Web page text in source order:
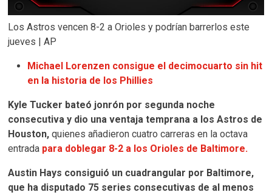
Los Astros vencen 8-2 a Orioles y podrían barrerlos este
jueves | AP
Michael Lorenzen consigue el decimocuarto sin hit
en la historia de los Phillies
Kyle Tucker bateó jonrón por segunda noche
consecutiva y dio una ventaja temprana a los Astros de
Houston, quienes añadieron cuatro carreras en la octava
entrada para doblegar 8-2 a los Orioles de Baltimore.
Austin Hays consiguió un cuadrangular por Baltimore,
que ha disputado 75 series consecutivas de al menos